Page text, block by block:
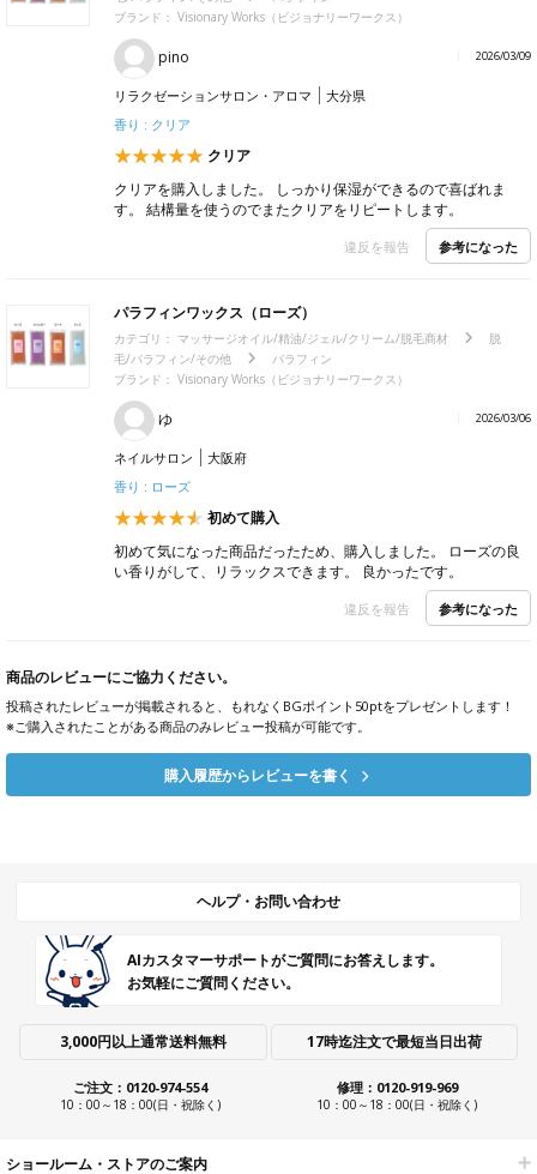
ブランド： Visionary Works（ビジョナリーワークス）
pino 2026/03/09
リラクゼーションサロン・アロマ
大分県
香り : クリア
クリア
クリアを購入しました。 しっかり保湿ができるので喜ばれま
す。 結構量を使うのでまたクリアをリピートします。
違反を報告 参考になった
パラフィンワックス（ローズ）
カテゴリ： マッサージオイル/精油/ジェル/クリーム/脱毛商材
脱
毛/パラフィン/その他
パラフィン
ブランド： Visionary Works（ビジョナリーワークス）
ゆ 2026/03/06
ネイルサロン
大阪府
香り : ローズ
初めて購入
初めて気になった商品だったため、購入しました。 ローズの良
い香りがして、リラックスできます。 良かったです。
違反を報告 参考になった
商品のレビューにご協力ください。
投稿されたレビューが掲載されると、もれなくBGポイント50ptをプレゼントします！
※ご購入されたことがある商品のみレビュー投稿が可能です。
購入履歴からレビューを書く
ヘルプ・お問い合わせ
AIカスタマーサポートがご質問にお答えします。
お気軽にご質問ください。
3,000円以上通常送料無料 17時迄注文で最短当日出荷
ご注文：0120-974-554
10：00～18：00(日・祝除く)
修理：0120-919-969
10：00～18：00(日・祝除く)
ショールーム・ストアのご案内